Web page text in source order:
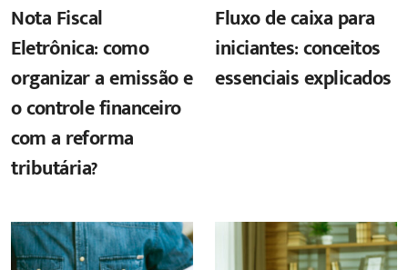
Nota Fiscal
Eletrônica: como
organizar a emissão e
o controle financeiro
com a reforma
tributária?
Fluxo de caixa para
iniciantes: conceitos
essenciais explicados